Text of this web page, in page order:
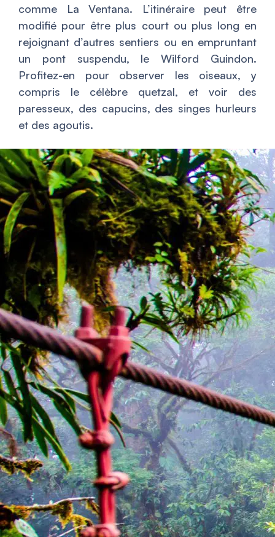
comme La Ventana. L’itinéraire peut être
modifié pour être plus court ou plus long en
rejoignant d’autres sentiers ou en empruntant
un pont suspendu, le Wilford Guindon.
Profitez-en pour observer les oiseaux, y
compris le célèbre quetzal, et voir des
paresseux, des capucins, des singes hurleurs
et des agoutis.